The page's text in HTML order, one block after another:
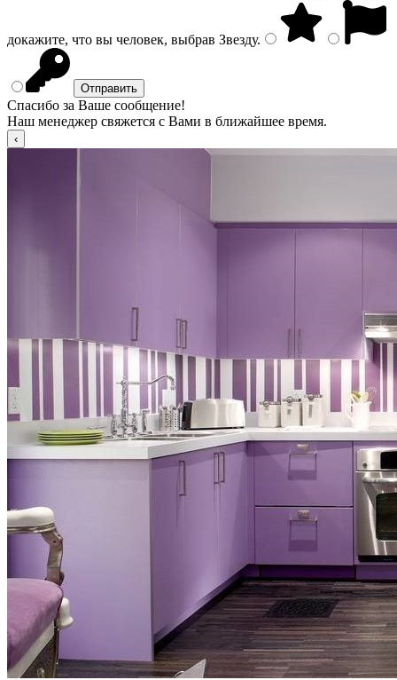
докажите, что вы человек, выбрав Звезду.
Спасибо за Ваше сообщение!
Наш менеджер свяжется с Вами в ближайшее время.